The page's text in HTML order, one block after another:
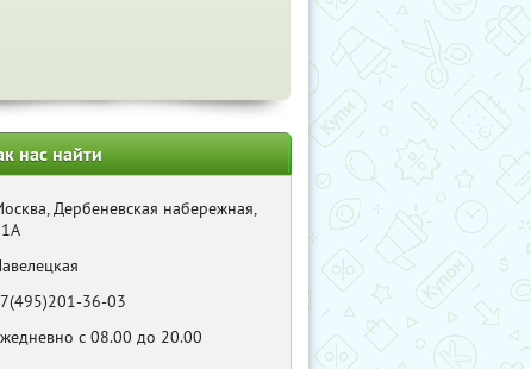
нас найти
Дербеневская набережная,
36-03
с 08.00 до 20.00